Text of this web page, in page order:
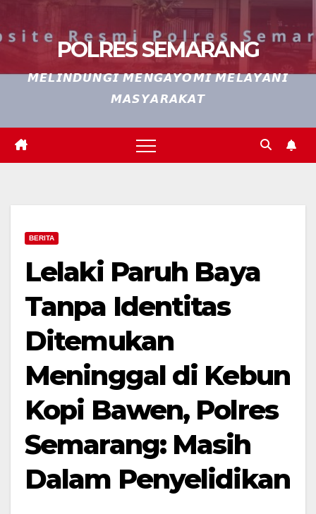
POLRES SEMARANG
𝙈𝙀𝙇𝙄𝙉𝘿𝙐𝙉𝙂𝙄 𝙈𝙀𝙉𝙂𝘼𝙔𝙊𝙈𝙄 𝙈𝙀𝙇𝘼𝙔𝘼𝙉𝙄
𝙈𝘼𝙎𝙔𝘼𝙍𝘼𝙆𝘼𝙏
BERITA
Lelaki Paruh Baya
Tanpa Identitas
Ditemukan
Meninggal di Kebun
Kopi Bawen, Polres
Semarang: Masih
Dalam Penyelidikan